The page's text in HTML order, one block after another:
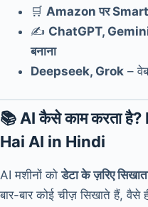
🛒 Amazon पर
✍️ ChatGPT,
बनाना
Deepseek, Grok–
📚 AI कैसे काम करता
Hai AI in Hindi
AI मशीनों कोडेटा के ज़रिए
बार-बार कोई चीज़ सिखाते हैं, वैसे